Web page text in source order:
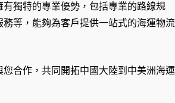
獨特的專業優勢，包括專業的路線規
等，能夠為客戶提供一站式的海運物流
合作，共同開拓中國大陸到中美洲海運